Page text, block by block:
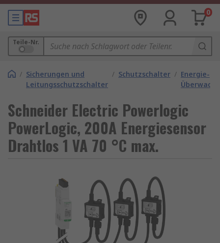
0
Teile-Nr.
/ Sicherungen und
Leitungsschutzschalter
/ Schutzschalter / Energie-
Schneider Electric Powerlogic
PowerLogic, 200A Energiesensor
Drahtlos 1 VA 70 °C max.